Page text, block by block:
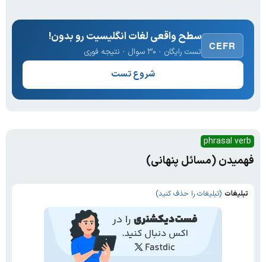
CEFR
سطح واقعی لغات انگلیسیت رو بدون!
تست رایگان · ۳۰ سوال · نتیجه فوری
شروع تست
phrasal verb
فهمیدن (مسائل پنهانی)
تبلیغات (تبلیغات را حذف کنید)